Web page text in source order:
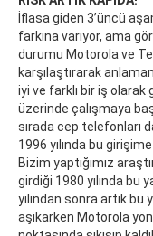
İflasa giden 3’üncü
farkına varıyor, ama
durumu Motorola ve
karşılaştırarak
iyi ve farklı bir iş
üzerinde çalışmaya
sırada cep telefonları
1996 yılında bu
Bizim yaptığımız
girdiği 1980 yılında bu
yılından sonra artık
aşikarken Motorola